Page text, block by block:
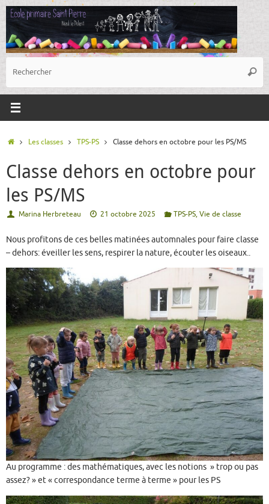
Passer
contenu
:
AccueilLes classes TPS-PS Classe dehors en octobre pour les PS/MS
Classe dehors en octobre pour
les PS/MS
Marina Herbreteau 21 octobre 2025 TPS-PS,Vie de classe
Nous profitons de ces belles matinées automnales pour faire classe
– dehors: éveiller les sens, respirer la nature, écouter les oiseaux..
Au programme : des mathématiques, avec les notions » trop ou pas
assez? » et « correspondance terme à terme » pour les PS